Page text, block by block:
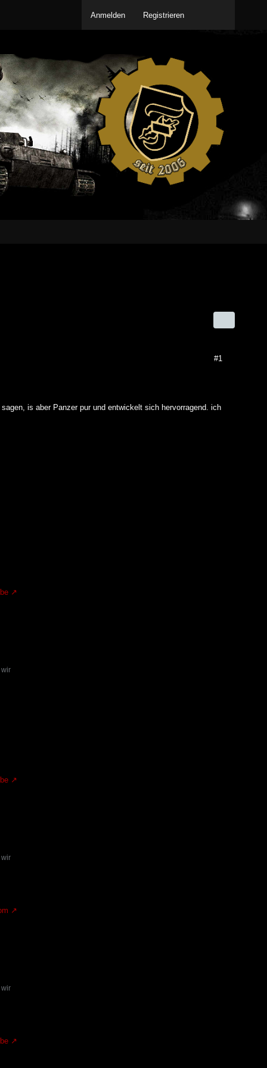
Anmelden Registrieren
#1
is aber Panzer pur und entwickelt sich hervorragend. ich